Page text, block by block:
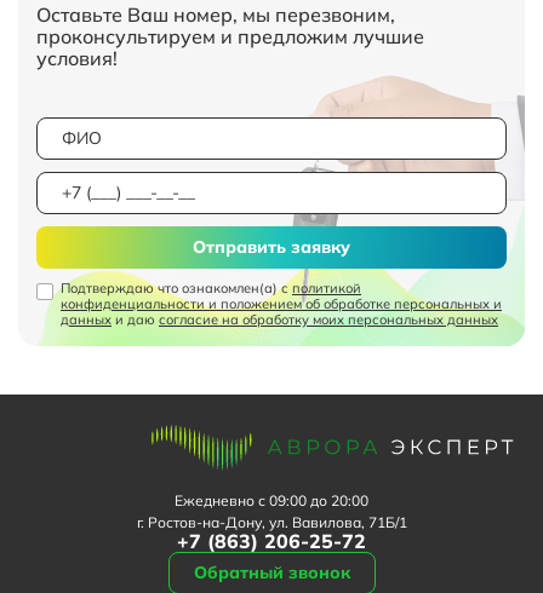
Оставьте Ваш номер, мы перезвоним,
проконсультируем и предложим лучшие
условия!
Подтверждаю что ознакомлен(а) сполитикой
конфиденциальности и положением об обработке персональных и
данных и даю согласие на обработку моих персональных данных
Отправить заявку
Ежедневно с 09:00 до 20:00
г. Ростов-на-Дону, ул. Вавилова, 71Б/1
+7 (863) 206-25-72
Обратный звонок